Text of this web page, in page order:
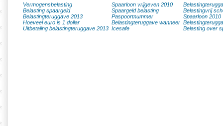
Vermogensbelasting
Spaarloon vrijgeven 2010
Belasting spaargeld
Spaargeld belasting
Belastingvrij
Belastingteruggave 2013
Paspoortnummer
Spaarloon 2010
Hoeveel euro is 1 dollar
Belastingteruggave wanneer
Uitbetaling belastingteruggave 2013 Icesafe Belasting over